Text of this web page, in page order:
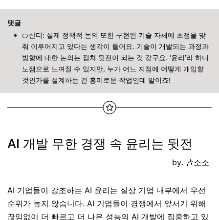
댓글
🍊산디: 실제 정책적 논의 또한 구현된 기술 자체에 초점을 맞
춰 이루어지고 있다는 생각이 들어요. 기술이 개발되는 과정과
방향에 대한 논의는 점차 뒷전이 되는 것 같구요. ‘윤리’라 하니
노잼으로 느껴질 수 있지만, 누가 어느 지점에 어떻게 개입할
것인가를 설계하는 건 흥미로운 작업인데 말이죠!
AI 개발 무한 경쟁 속 윤리는 뒷전
by. 🎶소소
AI 기업들이 강조하는 AI 윤리는 실상 기업 내부에서 우선
순위가 높지 않습니다. AI 기업들이 경쟁에서 앞서기 위해
끊임없이 더 빠르고 더 나은 성능의 AI 개발에 집중하고 있